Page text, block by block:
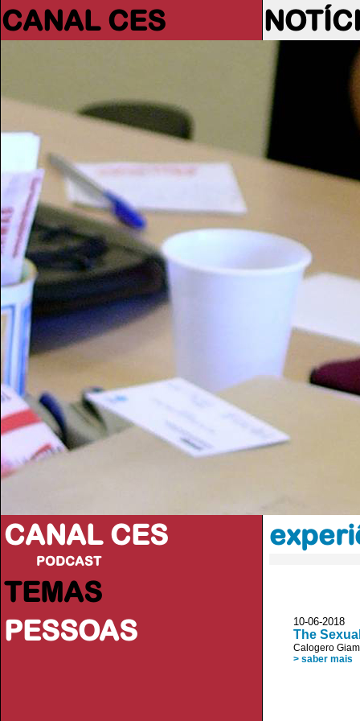
CANAL CES
CANAL CES
PODCAST
TEMAS
PESSOAS
10-06-
The
Calogero
> saber mais